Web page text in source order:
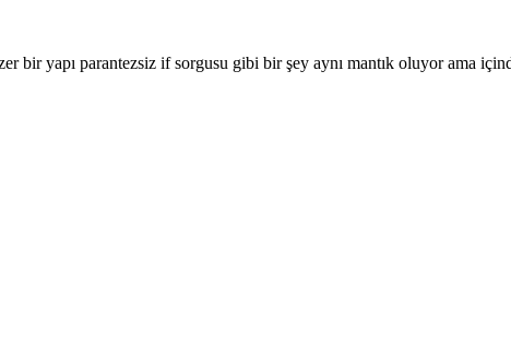
bir yapı parantezsiz if sorgusu gibi bir şey aynı mantık oluyor ama